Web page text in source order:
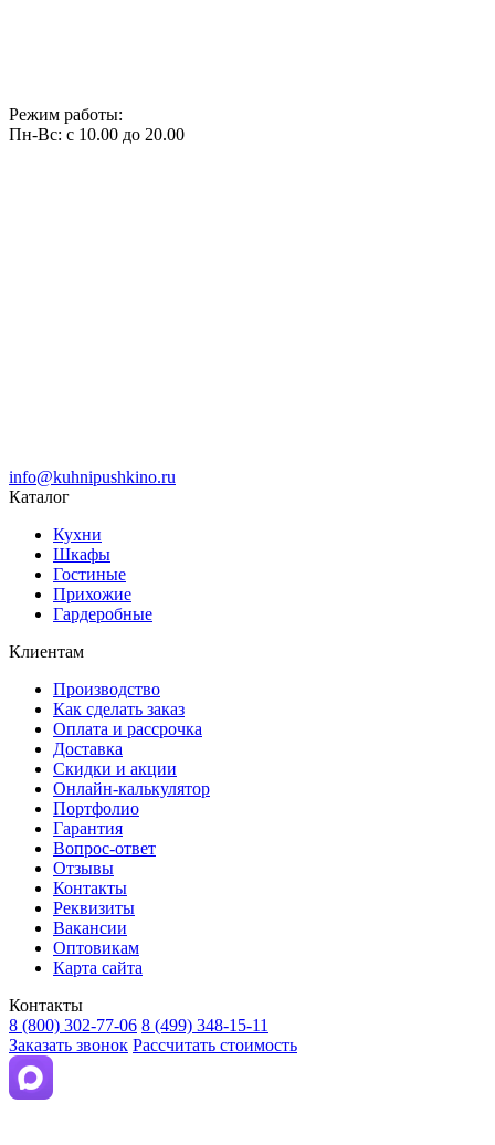
Режим работы:
Пн-Вс: с 10.00 до 20.00
info@kuhnipushkino.ru
Каталог
Кухни
Шкафы
Гостиные
Прихожие
Гардеробные
Клиентам
Производство
Как сделать заказ
Оплата и рассрочка
Доставка
Скидки и акции
Онлайн-калькулятор
Портфолио
Гарантия
Вопрос-ответ
Отзывы
Контакты
Реквизиты
Вакансии
Оптовикам
Карта сайта
Контакты
8 (800) 302-77-06 8 (499) 348-15-11
Заказать звонок Рассчитать стоимость